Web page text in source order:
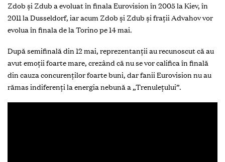
Zdob și Zdub a evoluat în finala Eurovision în 2005 la Kiev, în
2011 la Dusseldorf, iar acum Zdob şi Zdub și frații Advahov vor
evolua în finala de la Torino pe 14 mai.
După semifinală din 12 mai, reprezentanții au recunoscut că au
avut emoții foarte mare, crezând că nu se vor califica în finală
din cauza concurenților foarte buni, dar fanii Eurovision nu au
rămas indiferenți la energia nebună a „Trenulețului”.